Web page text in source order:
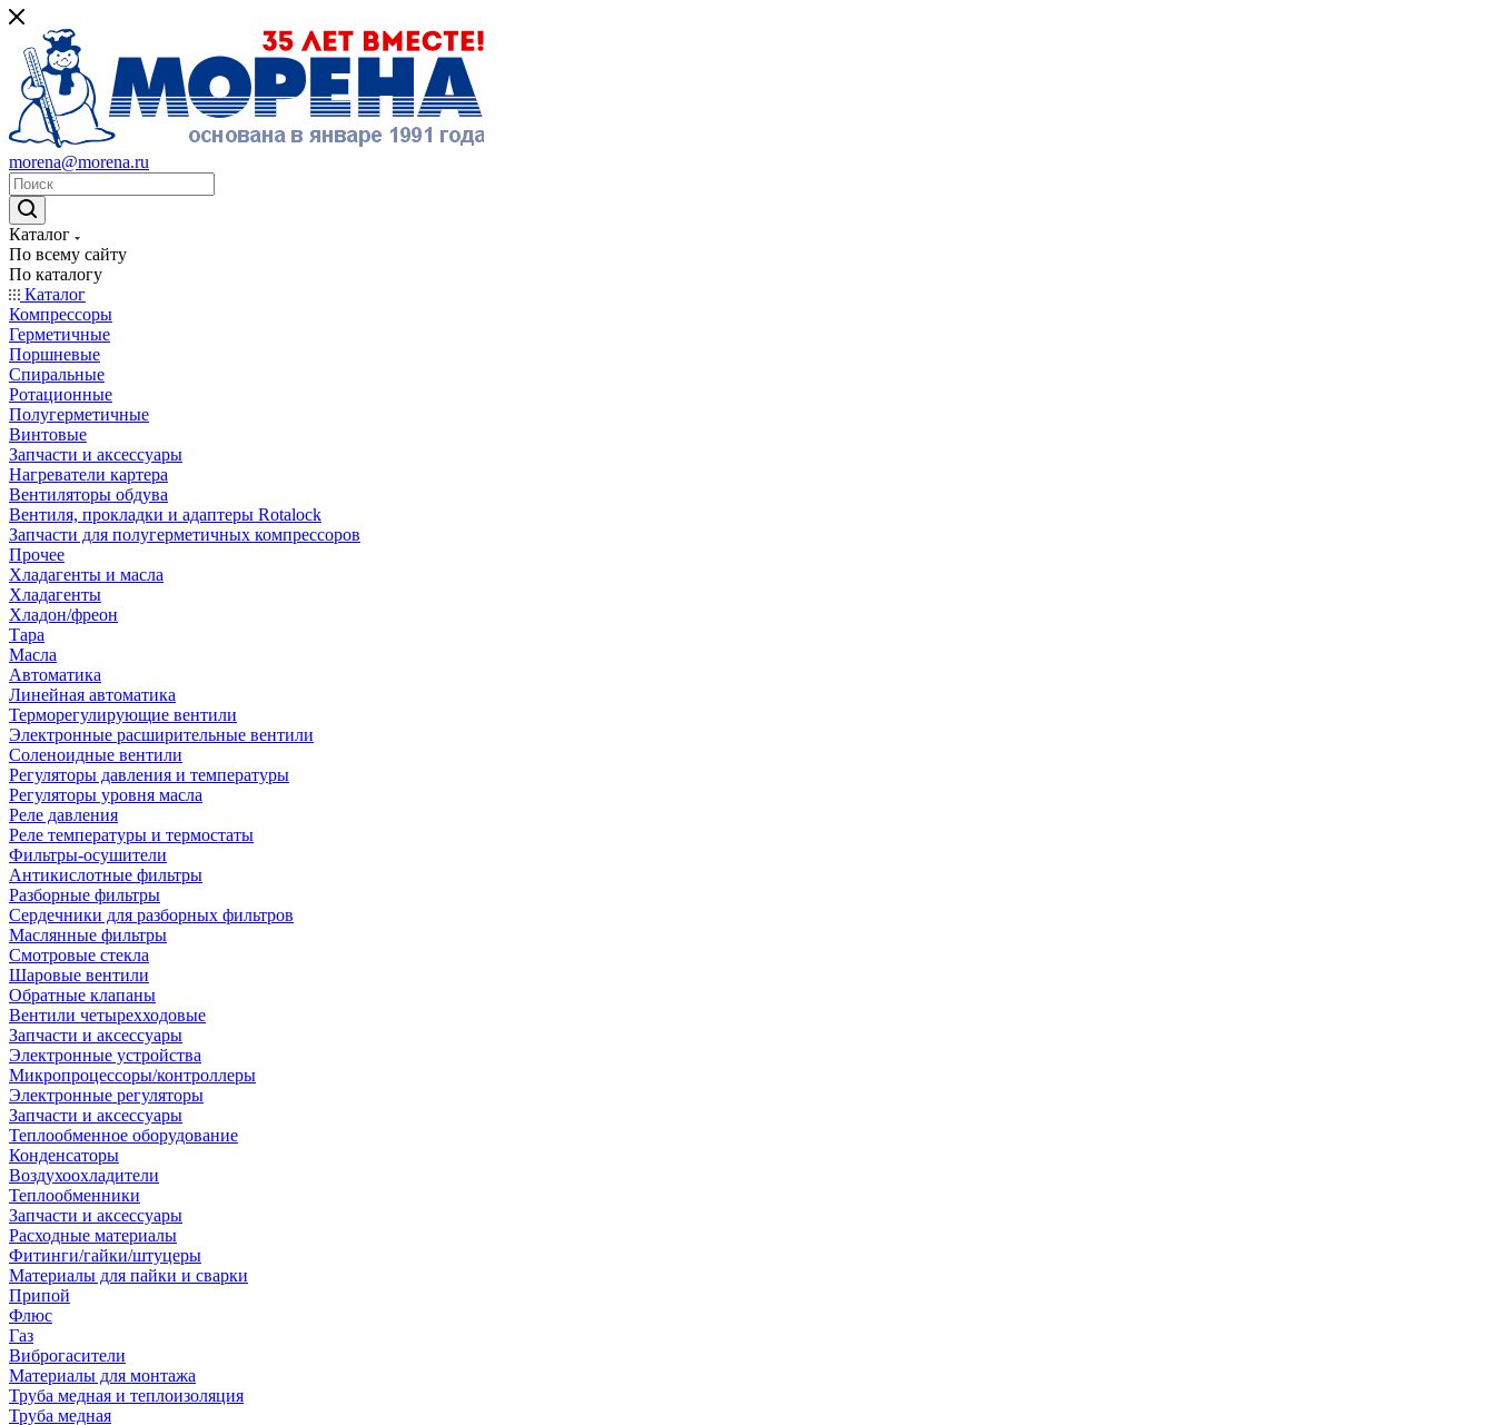
morena@morena.ru
Каталог
По всему сайту
По каталогу
Каталог
Компрессоры
Герметичные
Поршневые
Спиральные
Ротационные
Полугерметичные
Винтовые
Запчасти и аксессуары
Нагреватели картера
Вентиляторы обдува
Вентиля, прокладки и адаптеры Rotalock
Запчасти для полугерметичных компрессоров
Прочее
Хладагенты и масла
Хладагенты
Хладон/фреон
Тара
Масла
Автоматика
Линейная автоматика
Терморегулирующие вентили
Электронные расширительные вентили
Соленоидные вентили
Регуляторы давления и температуры
Регуляторы уровня масла
Реле давления
Реле температуры и термостаты
Фильтры-осушители
Антикислотные фильтры
Разборные фильтры
Сердечники для разборных фильтров
Маслянные фильтры
Смотровые стекла
Шаровые вентили
Обратные клапаны
Вентили четырехходовые
Запчасти и аксессуары
Электронные устройства
Микропроцессоры/контроллеры
Электронные регуляторы
Запчасти и аксессуары
Теплообменное оборудование
Конденсаторы
Воздухоохладители
Теплообменники
Запчасти и аксессуары
Расходные материалы
Фитинги/гайки/штуцеры
Материалы для пайки и сварки
Припой
Флюс
Газ
Виброгасители
Материалы для монтажа
Труба медная и теплоизоляция
Труба медная